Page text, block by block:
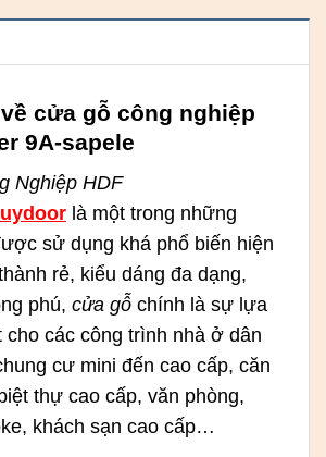
cửa gỗ công nghiệp
9A-sapele
Nghiệp HDF
là một trong những
sử dụng khá phổ biến hiện
rẻ, kiểu dáng đa dạng,
phú, cửa gỗ chính là sự lựa
cho các công trình nhà ở dân
cư mini đến cao cấp, căn
thự cao cấp, văn phòng,
khách sạn cao cấp…